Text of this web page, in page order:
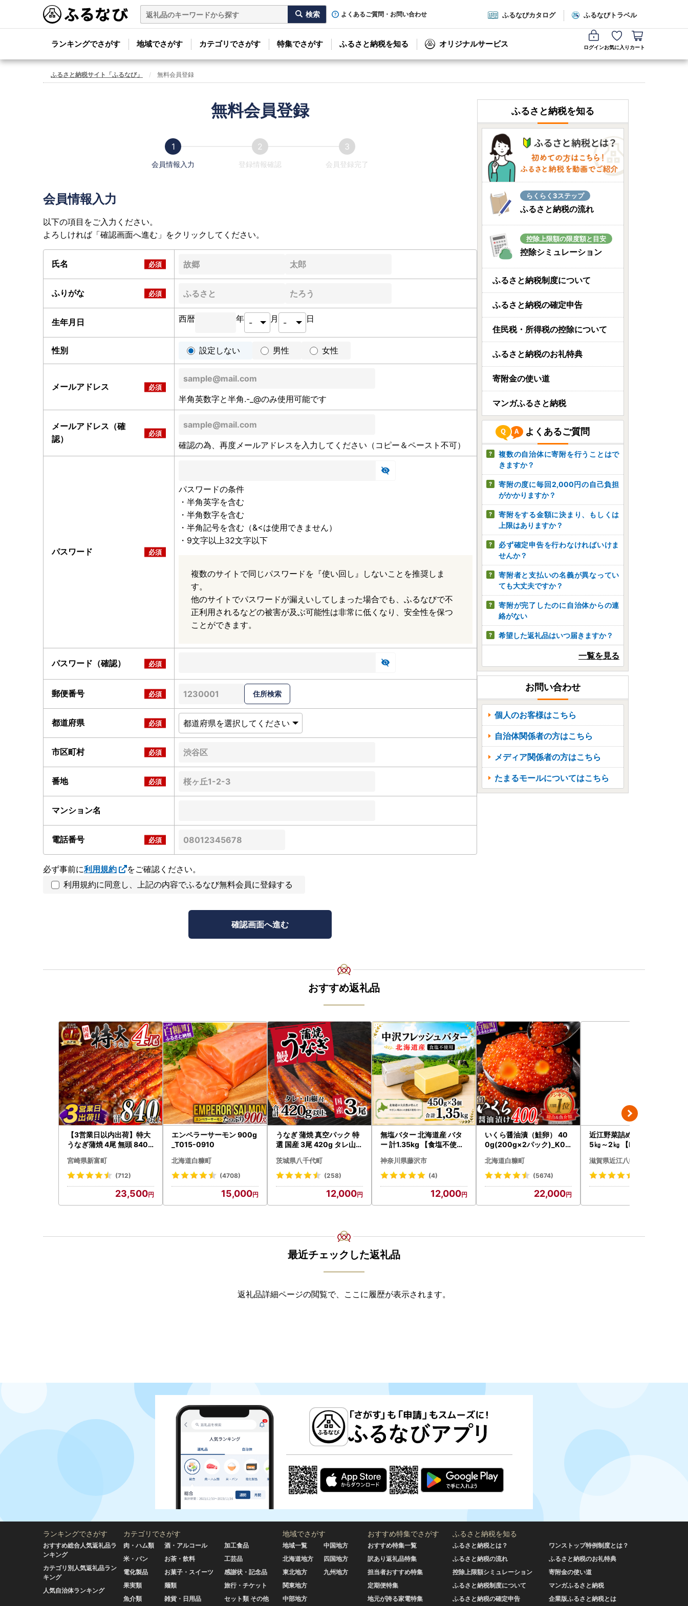
よくあるご質問・お問い合わせ ふるなびカタログ ふるなびトラベル
ランキングでさがす 地域でさがす カテゴリでさがす 特集でさがす ふるさと納税を知る オリジナルサービス ログインお気に入り カート
ふるさと納税サイト「ふるなび」 無料会員登録
無料会員登録
会員情報入力 登録情報確認 会員登録完了
会員情報入力
以下の項目をご入力ください。
よろしければ「確認画面へ進む」をクリックしてください。
氏名
ふりがな
生年月日 西暦 年 月 日
性別 設定しない 男性 女性
メールアドレス
半角英数字と半角.-_@のみ使用可能です
メールアドレス（確
認）
確認の為、再度メールアドレスを入力してください（コピー＆ペースト不可）
パスワード
パスワードの条件
・半角英字を含む
・半角数字を含む
・半角記号を含む（&<は使用できません）
・9文字以上32文字以下
複数のサイトで同じパスワードを『使い回し』しないことを推奨しま
す。
他のサイトでパスワードが漏えいしてしまった場合でも、ふるなびで不
正利用されるなどの被害が及ぶ可能性は非常に低くなり、安全性を保つ
ことができます。
パスワード（確認）
郵便番号
都道府県
市区町村
番地
マンション名
電話番号
必ず事前に利用規約
をご確認ください。
利用規約に同意し、上記の内容でふるなび無料会員に登録する
ふるさと納税を知る
らくらく3ステップ
ふるさと納税の流れ
控除上限額の限度額と目安
控除シミュレーション
ふるさと納税制度について
ふるさと納税の確定申告
住民税・所得税の控除について
ふるさと納税のお礼特典
寄附金の使い道
マンガふるさと納税
よくあるご質問
複数の自治体に寄附を行うことはで
きますか？
寄附の度に毎回2,000円の自己負担
がかかりますか？
寄附をする金額に決まり、もしくは
上限はありますか？
必ず確定申告を行わなければいけま
せんか？
寄附者と支払いの名義が異なってい
ても大丈夫ですか？
寄附が完了したのに自治体からの連
絡がない
希望した返礼品はいつ届きますか？
一覧を見る
お問い合わせ
個人のお客様はこちら
自治体関係者の方はこちら
メディア関係者の方はこちら
たまるモールについてはこちら
おすすめ返礼品
【3営業日以内出荷】特大
うなぎ蒲焼 4尾 無頭 840g
宮崎県新富町
(712)
23,500
エンペラーサーモン 900g
_T015-0910
北海道白糠町
(4708)
15,000
うなぎ 蒲焼 真空パック 特
選 国産 3尾 420g タレ山椒
あり 茨城 ウナギ 鰻 個包装
人気 美味しい 小分け 八千
茨城県八千代町
(258)
12,000
無塩バター 北海道産 バタ
ー 計1.35kg 【食塩不使用
神奈川県藤沢市
(4)
12,000
いくら醤油漬（鮭卵） 40
0g(200g×2パック)_K02
北海道白糠町
(5674)
22,000
近江野菜詰め合せセット 1.
5㎏～2㎏ 【K002W】 野
滋賀県近江八幡市
最近チェックした返礼品
返礼品詳細ページの閲覧で、ここに履歴が表示されます。
ランキングでさがす
おすすめ総合人気返礼品ラ
ンキング
カテゴリ別人気返礼品ラン
キング
人気自治体ランキング
カテゴリでさがす
肉・ハム類
米・パン
電化製品
果実類
魚介類
酒・アルコール
お茶・飲料
お菓子・スイーツ
麺類
雑貨・日用品
加工食品
工芸品
感謝状・記念品
旅行・チケット
セット類 その他
地域でさがす
地域一覧
北海道地方
東北地方
関東地方
中部地方
中国地方
四国地方
九州地方
おすすめ特集でさがす
おすすめ特集一覧
訳あり返礼品特集
担当者おすすめ特集
定期便特集
地元が誇る家電特集
ふるさと納税を知る
ふるさと納税とは？
ふるさと納税の流れ
控除上限額シミュレーション
ふるさと納税制度について
ふるさと納税の確定申告
ワンストップ特例制度とは？
ふるさと納税のお礼特典
寄附金の使い道
マンガふるさと納税
企業版ふるさと納税とは